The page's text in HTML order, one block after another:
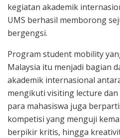
kegiatan akademik
UMS berhasil memborong
bergengsi.
Program student mobility
Malaysia itu menjadi bagian
akademik internasional
mengikuti visiting lecture
para mahasiswa juga
kompetisi yang menguji
berpikir kritis, hingga